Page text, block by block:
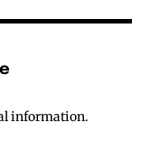
information.